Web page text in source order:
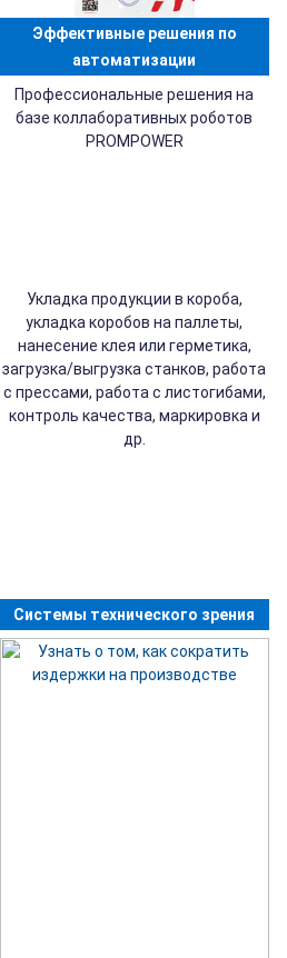
Эффективные решения по
автоматизации
Профессиональные решения на
базе коллаборативных роботов
PROMPOWER
Укладка продукции в короба,
укладка коробов на паллеты,
нанесение клея или герметика,
загрузка/выгрузка станков, работа
с прессами, работа с листогибами,
контроль качества, маркировка и
др.
Системы технического зрения